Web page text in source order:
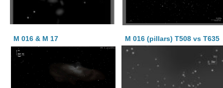
M 016 & M 17 M 016 (pillars) T508 vs T635